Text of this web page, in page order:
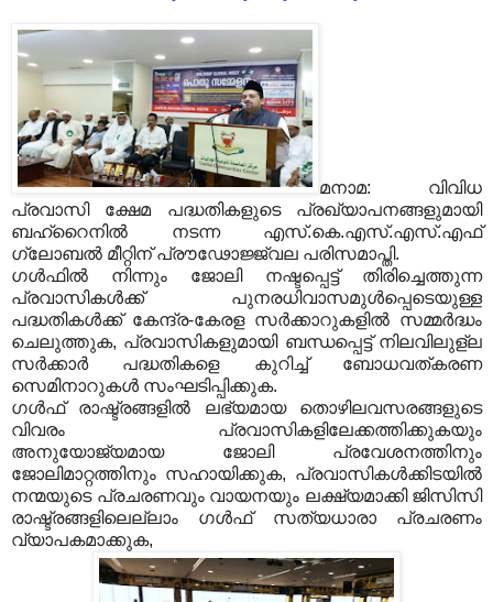
മനാമ: വിവിധ
പ്രവാസി ക്ഷേമ പദ്ധതികളുടെ പ്രഖ്യാപനങ്ങളുമായി
ബഹ്റൈനില്‍ നടന്ന എസ്.കെ.എസ്.എസ്.എഫ്
ഗ്ലോബല്‍ മീറ്റിന് പ്രൗഢോജ്ജ്വല പരിസമാപ്തി.
ഗള്‍ഫില്‍ നിന്നും ജോലി നഷ്ടപ്പെട്ട് തിരിച്ചെത്തുന്ന
പ്രവാസികള്‍ക്ക് പുനരധിവാസമുള്‍പ്പെടെയുള്ള
പദ്ധതികള്‍ക്ക് കേന്ദ്ര-കേരള സര്‍ക്കാറുകളില്‍ സമ്മര്‍ദ്ധം
ചെലുത്തുക, പ്രവാസികളുമായി ബന്ധപ്പെട്ട് നിലവിലുള്ല
സര്‍ക്കാര്‍ പദ്ധതികളെ കുറിച്ച് ബോധവത്കരണ
സെമിനാറുകള്‍ സംഘടിപ്പിക്കുക.
ഗള്‍ഫ് രാഷ്ട്രങ്ങളില്‍ ലഭ്യമായ തൊഴിലവസരങ്ങളുടെ
വിവരം പ്രവാസികളിലേക്കത്തിക്കുകയും
അനുയോജ്യമായ ജോലി പ്രവേശനത്തിനും
ജോലിമാറ്റത്തിനും സഹായിക്കുക, പ്രവാസികള്‍ക്കിടയില്‍
നന്മയുടെ പ്രചരണവും വായനയും ലക്ഷ്യമാക്കി ജിസിസി
രാഷ്ട്രങ്ങളിലെല്ലാം ഗള്‍ഫ് സത്യധാരാ പ്രചരണം
വ്യാപകമാക്കുക,